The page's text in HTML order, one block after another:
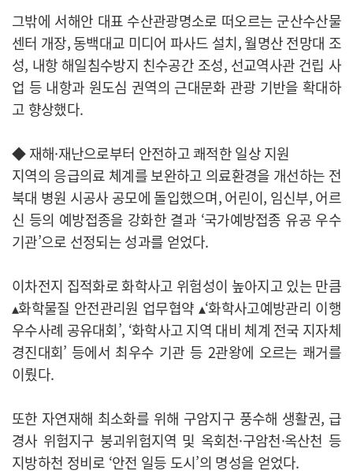
그밖에 서해안 대표 수산관광명소로 떠오르는 군산수산물
센터 개장, 동백대교 미디어 파사드 설치, 월명산 전망대 조
성, 내항 해일침수방지 친수공간 조성, 선교역사관 건립 사
업 등 내항과 원도심 권역의 근대문화 관광 기반을 확대하
고 향상했다.
◆ 재해·재난으로부터 안전하고 쾌적한 일상 지원
지역의 응급의료 체계를 보완하고 의료환경을 개선하는 전
북대 병원 시공사 공모에 돌입했으며, 어린이, 임신부, 어르
신 등의 예방접종을 강화한 결과 ‘국가예방접종 유공 우수
기관’으로 선정되는 성과를 얻었다.
이차전지 집적화로 화학사고 위험성이 높아지고 있는 만큼
▴화학물질 안전관리원 업무협약 ▴‘화학사고예방관리 이행
우수사례 공유대회’, ‘화학사고 지역 대비 체계 전국 지자체
경진대회’ 등에서 최우수 기관 등 2관왕에 오르는 쾌거를
이뤘다.
또한 자연재해 최소화를 위해 구암지구 풍수해 생활권, 급
경사 위험지구 붕괴위험지역 및 옥회천·구암천·옥산천 등
지방하천 정비로 ‘안전 일등 도시’의 명성을 얻었다.